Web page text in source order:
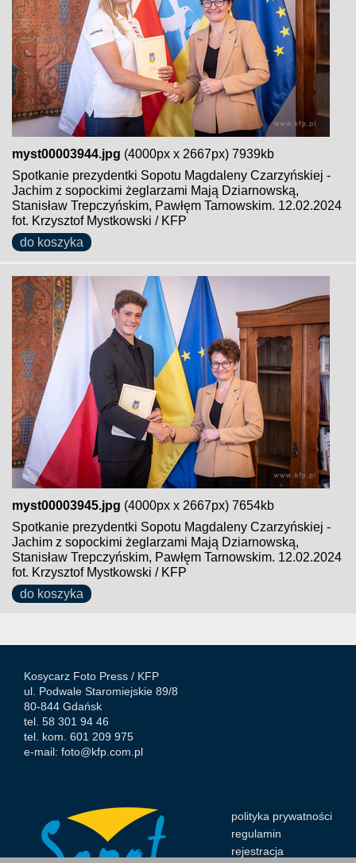
myst00003944.jpg (4000px x 2667px) 7939kb
Spotkanie prezydentki Sopotu Magdaleny Czarzyńskiej -
Jachim z sopockimi żeglarzami Mają Dziarnowską,
Stanisław Trepczyńskim, Pawłęm Tarnowskim. 12.02.2024
fot. Krzysztof Mystkowski / KFP
do koszyka
myst00003945.jpg (4000px x 2667px) 7654kb
Spotkanie prezydentki Sopotu Magdaleny Czarzyńskiej -
Jachim z sopockimi żeglarzami Mają Dziarnowską,
Stanisław Trepczyńskim, Pawłęm Tarnowskim. 12.02.2024
fot. Krzysztof Mystkowski / KFP
do koszyka
Kosycarz Foto Press / KFP
ul. Podwale Staromiejskie 89/8
80-844 Gdańsk
tel. 58 301 94 46
tel. kom. 601 209 975
e-mail: foto@kfp.com.pl
polityka prywatności
regulamin
rejestracja